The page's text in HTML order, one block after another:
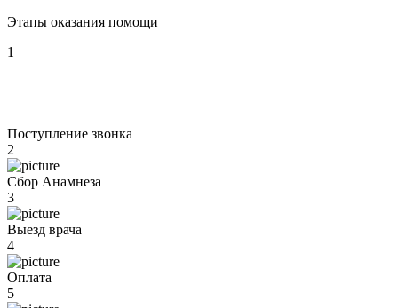
Этапы оказания помощи
1
Поступление звонка
2
Сбор Анамнеза
3
Выезд врача
4
Оплата
5